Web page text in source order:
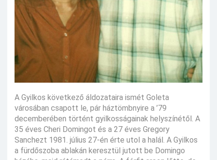
A Gyilkos következő áldozataira ismét Goleta
városában csapott le, pár háztömbnyire a ’79
decemberében történt gyilkosságainak helyszínétől. A
35 éves Cheri Domingot és a 27 éves Gregory
Sanchezt 1981. július 27-én érte utol a halál. A Gyilkos
a fürdőszoba ablakán keresztül jutott be Domingo